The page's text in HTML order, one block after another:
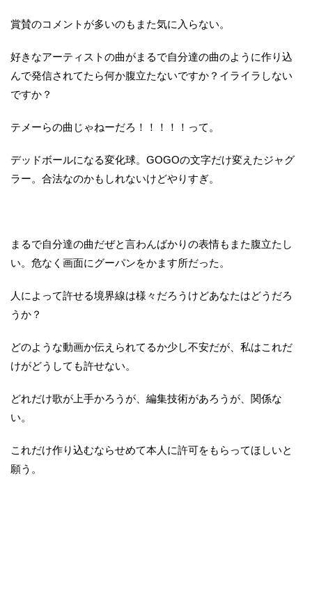
賞賛のコメントが多いのもまた気に入らない。
好きなアーティストの曲がまるで自分達の曲のように作り込
んで発信されてたら何か腹立たないですか？イライラしない
ですか？
テメーらの曲じゃねーだろ！！！！！って。
デッドボールになる変化球。GOGOの文字だけ変えたジャグ
ラー。合法なのかもしれないけどやりすぎ。
まるで自分達の曲だぜと言わんばかりの表情もまた腹立たし
い。危なく画面にグーパンをかます所だった。
人によって許せる境界線は様々だろうけどあなたはどうだろ
うか？
どのような動画か伝えられてるか少し不安だが、私はこれだ
けがどうしても許せない。
どれだけ歌が上手かろうが、編集技術があろうが、関係な
い。
これだけ作り込むならせめて本人に許可をもらってほしいと
願う。